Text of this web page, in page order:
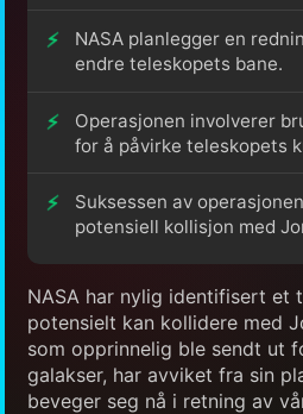
NASA planlegger en
endre teleskopets bane.
Operasjonen involverer
for å påvirke teleskopets
Suksessen av
potensiell kollisjon med
NASA har nylig identifisert et
potensielt kan kollidere med
som opprinnelig ble sendt ut
galakser, har avviket fra sin
beveger seg nå i retning av